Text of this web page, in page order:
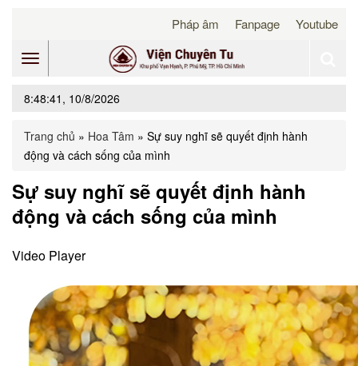
Youtube
Fanpage
Pháp âm
navigation
8:48:41, 10/8/2026
Trang chủ » Hoa Tâm » Sự suy nghĩ sẽ quyết định hành
động và cách sống của mình
Sự suy nghĩ sẽ quyết định hành
động và cách sống của mình
Video Player